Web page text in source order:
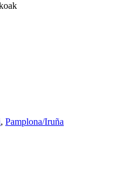
, Pamplona/Iruña